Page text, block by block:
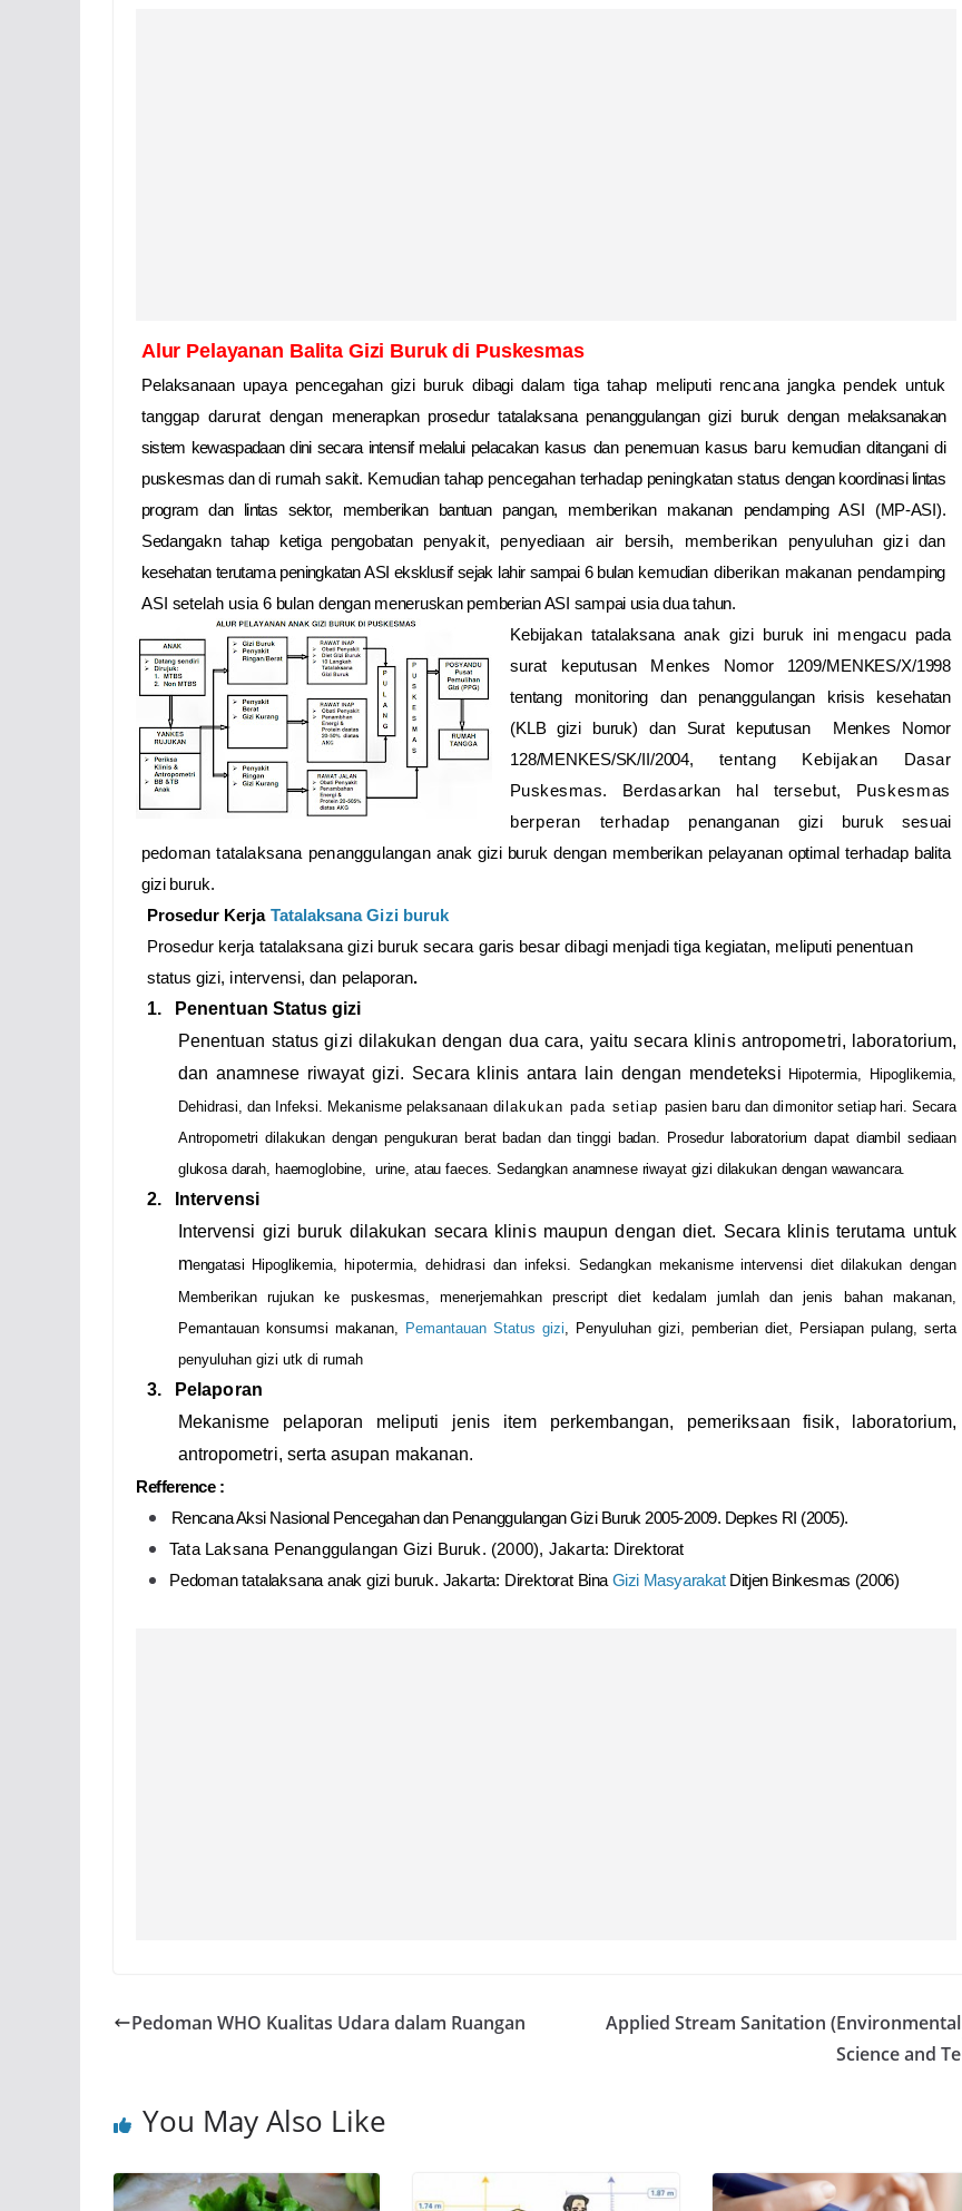
Alur Pelayanan Balita Gizi Buruk di Puskesmas
Pelaksanaan upaya pencegahan gizi buruk dibagi dalamtiga tahap meliputi rencana jangka pendek untuk
tanggap darurat dengan menerapkan prosedur tatalaksana penanggulangan gizi buruk dengan melaksanakan
sistem kewaspadaan dini secara intensif melalui pelacakan kasus dan penemuan kasus baru kemudian ditangani di
puskesmas dandi rumah sakit. Kemudian tahap pencegahan terhadap peningkatan statusdengan koordinasi lintas
program dan lintas sektor, memberikan bantuan pangan, memberikan makanan pendamping ASI (MP-ASI).
Sedangakn tahap ketiga pengobatan
penyakit, penyediaan air bersih, memberikan penyuluhan gizi dan
kesehatan terutama peningkatan ASI eksklusif sejak lahir sampai 6 bulan kemudian diberikan makanan pendamping
ASI setelah usia 6 bulandengan meneruskan pemberian ASI sampai usiaduatahun.
Kebijakan tatalaksana anak gizi buruk ini mengacu pada
surat keputusan Menkes Nomor 1209/MENKES/X/1998
tentang monitoring dan penanggulangan krisis kesehatan
(KLB gizi buruk) dan Surat keputusan Menkes Nomor
128/MENKES/SK/II/2004, tentang Kebijakan Dasar
Puskesmas. Berdasarkan hal tersebut, Puskesmas
berperan terhadap penanganan gizi buruk sesuai
pedoman tatalaksana penanggulangananak gizi burukdengan memberikan pelayanan optimal terhadap balita
gizi buruk.
Prosedur Kerja Tatalaksana Gizi buruk
Prosedur kerja tatalaksana gizi buruk secara garis besar dibagi menjadi tiga kegiatan, meliputi penentuan
status gizi, intervensi, dan pelaporan.
1.
Penentuan Status gizi
Penentuan status gizi dilakukan dengan dua cara, yaitu secara klinis antropometri, laboratorium,
dan anamnese riwayat gizi. Secara klinis antara lain dengan mendeteksi
Hipotermia, Hipoglikemia,
Dehidrasi, dan Infeksi. Mekanisme pelaksanaan dilakukan pada setiap pasien baru dan dimonitorsetiap hari. Secara
Antropometri dilakukan dengan pengukuran berat badan dan tinggi badan. Prosedur laboratorium dapat diambil sediaan
glukosa darah, haemoglobine, urine, atau faeces. Sedangkan anamnese riwayat gizi dilakukan dengan wawancara.
2.
Intervensi
Intervensi gizi buruk dilakukan secara klinis maupun dengan diet. Secara klinis terutama untuk
mengatasi Hipoglikemia, hipotermia, dehidrasi daninfeksi. Sedangkan mekanisme intervensi diet dilakukan dengan
Memberikan rujukan ke puskesmas, menerjemahkan prescript diet kedalam jumlah dan jenis bahan makanan,
Pemantauan konsumsi makanan,
Pemantauan Status gizi, Penyuluhan gizi, pemberian diet, Persiapan pulang, serta
penyuluhan gizi utk di rumah
3.
Pelaporan
Mekanisme pelaporan meliputi jenis item perkembangan, pemeriksaan fisik, laboratorium,
antropometri, serta asupan makanan.
Refference :
Rencana Aksi Nasional Pencegahan dan PenanggulanganGizi Buruk 2005-2009. Depkes RI (2005).
Tata Laksana Penanggulangan Gizi Buruk. (2000), Jakarta: Direktorat
Pedoman tatalaksana anak gizi buruk. Jakarta: Direktorat Bina Gizi MasyarakatDitjen Binkesmas (2006)
Pedoman WHO Kualitas Udara dalam Ruangan
Applied Stream Sanitation (Environmental
Science and Te
You May Also Like